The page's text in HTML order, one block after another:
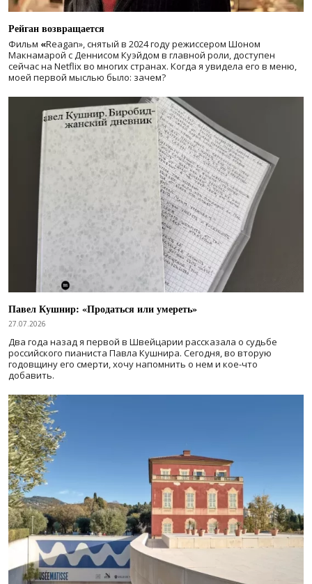
Рейган возвращается
Фильм «Reagan», снятый в 2024 годурежиссером Шоном
Макнамарой с Деннисом Куэйдом в главной роли, доступен
сейчас на Netflix во многих странах. Когда я увидела его в меню,
моей первой мыслью было: зачем?
Павел Кушнир: «Продаться или умереть»
27.07.2026
Два года назад я первой в Швейцарии рассказала о судьбе
российского пианиста Павла Кушнира. Сегодня, во вторую
годовщину его смерти, хочу напомнить о нем и кое-что
добавить.